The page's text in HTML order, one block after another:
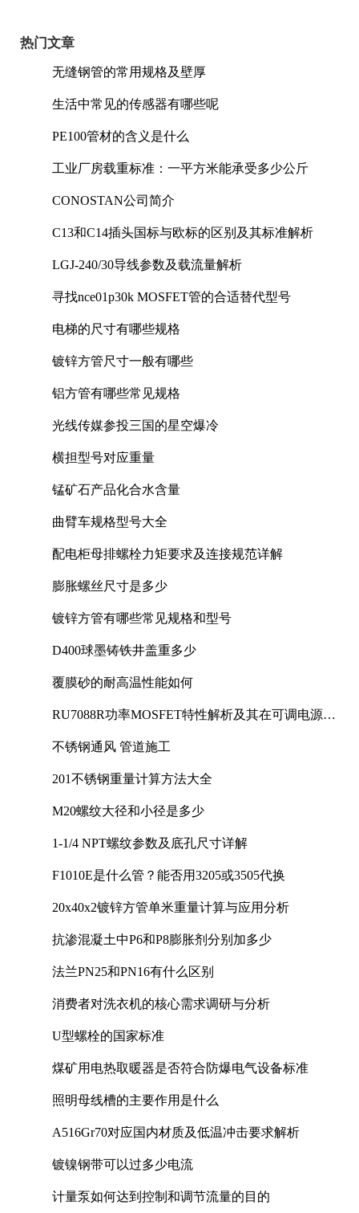
热门文章
无缝钢管的常用规格及壁厚
生活中常见的传感器有哪些呢
PE100管材的含义是什么
工业厂房载重标准：一平方米能承受多少公斤
CONOSTAN公司简介
C13和C14插头国标与欧标的区别及其标准解析
LGJ-240/30导线参数及载流量解析
寻找nce01p30k MOSFET管的合适替代型号
电梯的尺寸有哪些规格
镀锌方管尺寸一般有哪些
铝方管有哪些常见规格
光线传媒参投三国的星空爆冷
横担型号对应重量
锰矿石产品化合水含量
曲臂车规格型号大全
配电柜母排螺栓力矩要求及连接规范详解
膨胀螺丝尺寸是多少
镀锌方管有哪些常见规格和型号
D400球墨铸铁井盖重多少
覆膜砂的耐高温性能如何
RU7088R功率MOSFET特性解析及其在可调电源设
不锈钢通风 管道施工
201不锈钢重量计算方法大全
M20螺纹大径和小径是多少
1-1/4 NPT螺纹参数及底孔尺寸详解
F1010E是什么管？能否用3205或3505代换
20x40x2镀锌方管单米重量计算与应用分析
抗渗混凝土中P6和P8膨胀剂分别加多少
法兰PN25和PN16有什么区别
消费者对洗衣机的核心需求调研与分析
U型螺栓的国家标准
煤矿用电热取暖器是否符合防爆电气设备标准
照明母线槽的主要作用是什么
A516Gr70对应国内材质及低温冲击要求解析
镀镍钢带可以过多少电流
计量泵如何达到控制和调节流量的目的